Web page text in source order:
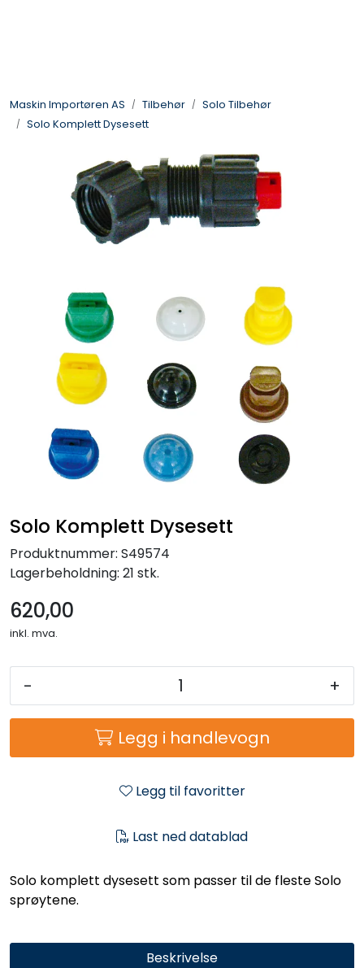
Maskin Importøren AS Tilbehør
Solo Tilbehør
Solo Komplett Dysesett
Solo Komplett Dysesett
Produktnummer: S49574
Lagerbeholdning: 21 stk.
620,00
inkl. mva.
- +
Legg i handlevogn
Legg til favoritter
Last ned datablad
Solo komplett dysesett som passer til de fleste Solo
sprøytene.
Beskrivelse
Sprøyter
Vei og Anleggsmaskiner
Hageredskaper
Skogsredskaper
ATV & Plentraktorutstyr
Tilbehør
Reservedeler
Slåmaskin
Motorsag
Ryggsprøyte
Elektriske Maskiner